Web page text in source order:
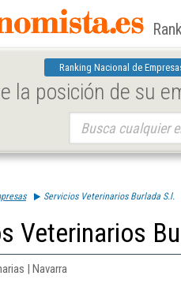
Ranking Nacional de
la posición de su
Servicios Veterinarios Burlada S.l.
Veterinarios
| Navarra